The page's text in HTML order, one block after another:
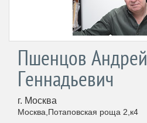
Пшенцов Андрей
Геннадьевич
г. Москва
Москва,Потаповская роща 2,к4